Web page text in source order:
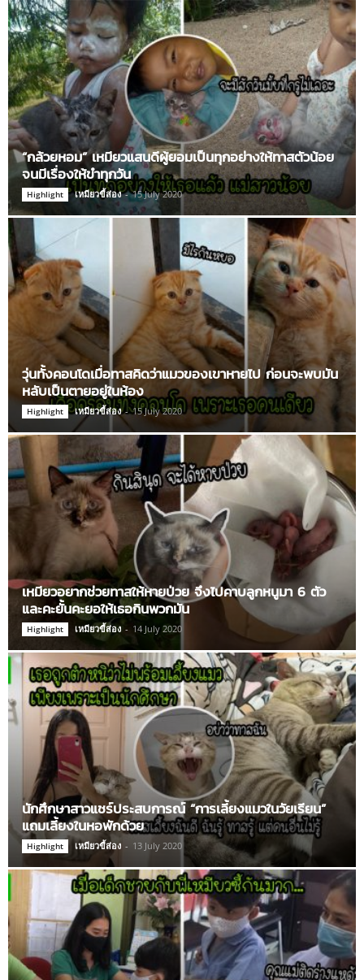
“กล้วยหอม” เหมียวแสนดีผู้ยอมเป็นทุกอย่างให้ทาสตัวน้อย
จนมีเรื่องให้ขำทุกวัน
Highlight เหมียวขี้ส่อง - 15 July 2020
วุ่นทั้งคอนโดเมื่อทาสคิดว่าแมวของเขาหายไป ก่อนจะพบมัน
หลับเป็นตายอยู่ในห้อง
Highlight เหมียวขี้ส่อง - 15 July 2020
เหมียวอยากช่วยทาสให้หายป่วย จึงไปคาบลูกหนูมา 6 ตัว
และคะยั้นคะยอให้เธอกินพวกมัน
Highlight เหมียวขี้ส่อง - 14 July 2020
นักศึกษาสาวแชร์ประสบการณ์ “การเลี้ยงแมวในวัยเรียน”
แถมเลี้ยงในหอพักด้วย
Highlight เหมียวขี้ส่อง - 13 July 2020